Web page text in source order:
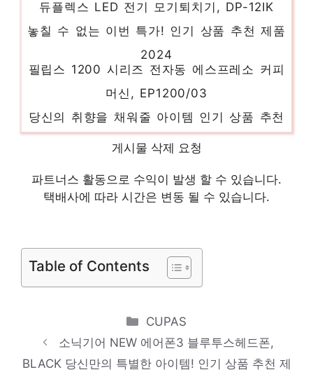
필립스 1200 시리즈 전자동 에스프레소 커피
머신, EP1200/03
당신의 취향을 채워줄 아이템 인기 상품 추천
제품 2024
주연테크 FHD LED 100Hz 모니터, 54.6cm,
V22FX(일반)
당신만을 위한 특별한 세트 인기 상품 추천
삼성전자 갤럭시탭 A9 플러스 태블릿PC, 그
라파이트, 64GB, Wi-Fi
제품 2024
Toocki 투키 TWS 무선 LED 5.3 커널형 불
루투스 이어폰, 보라색
게시물 삭제 요청
파트너스 활동으로 수익이 발생 할 수 있습니다.
택배사에 따라 시간은 변동 될 수 있습니다.
Table of Contents
Categories
CUPAS
소닉기어 NEW 에어폰3 블루투스헤드폰,
BLACK 당신만의 특별한 아이템! 인기 상품 추천 제